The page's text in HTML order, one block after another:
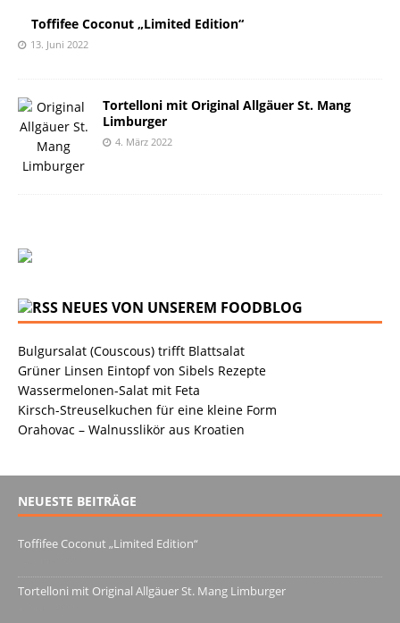
Toffifee Coconut „Limited Edition“
13. Juni 2022
Tortelloni mit Original Allgäuer St. Mang
Limburger
4. März 2022
NEUES VON UNSEREM FOODBLOG
Bulgursalat (Couscous) trifft Blattsalat
Grüner Linsen Eintopf von Sibels Rezepte
Wassermelonen-Salat mit Feta
Kirsch-Streuselkuchen für eine kleine Form
Orahovac – Walnusslikör aus Kroatien
NEUESTE BEITRÄGE
Toffifee Coconut „Limited Edition“
Tortelloni mit Original Allgäuer St. Mang Limburger